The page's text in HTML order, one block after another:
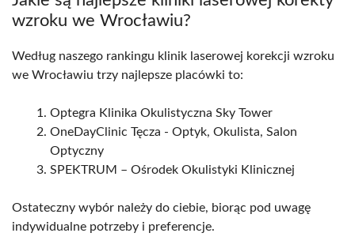
wzroku we Wrocławiu?
Według naszego rankingu klinik laserowej korekcji wzroku
we Wrocławiu trzy najlepsze placówki to:
Optegra Klinika Okulistyczna Sky Tower
OneDayClinic Tęcza - Optyk, Okulista, Salon
Optyczny
SPEKTRUM – Ośrodek Okulistyki Klinicznej
Ostateczny wybór należy do ciebie, biorąc pod uwagę
indywidualne potrzeby i preferencje.